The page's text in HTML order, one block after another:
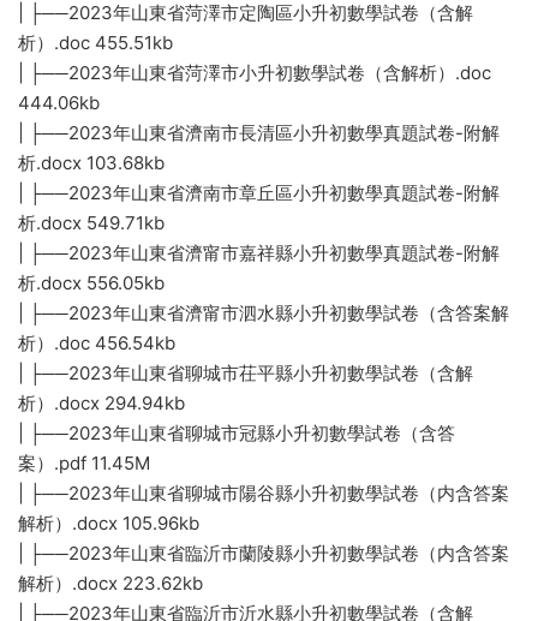
| ├──2023年山東省菏澤市定陶區小升初數學試卷（含解
析）.doc 455.51kb
| ├──2023年山東省菏澤市小升初數學試卷（含解析）.doc
444.06kb
| ├──2023年山東省濟南市長清區小升初數學真題試卷-附解
析.docx 103.68kb
| ├──2023年山東省濟南市章丘區小升初數學真題試卷-附解
析.docx 549.71kb
| ├──2023年山東省濟甯市嘉祥縣小升初數學真題試卷-附解
析.docx 556.05kb
| ├──2023年山東省濟甯市泗水縣小升初數學試卷（含答案解
析）.doc 456.54kb
| ├──2023年山東省聊城市茌平縣小升初數學試卷（含解
析）.docx 294.94kb
| ├──2023年山東省聊城市冠縣小升初數學試卷（含答
案）.pdf 11.45M
| ├──2023年山東省聊城市陽谷縣小升初數學試卷（内含答案
解析）.docx 105.96kb
| ├──2023年山東省臨沂市蘭陵縣小升初數學試卷（内含答案
解析）.docx 223.62kb
| ├──2023年山東省臨沂市沂水縣小升初數學試卷（含解